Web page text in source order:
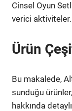
Cinsel Oyun
verici aktiviteler.
Ürün
Bu makalede,
sunduğu
hakkında